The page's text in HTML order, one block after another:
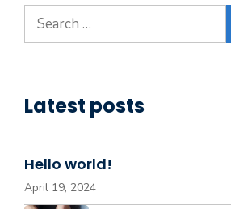
e
i
:
Search
for:
Latest posts
Hello world!
April 19, 2024